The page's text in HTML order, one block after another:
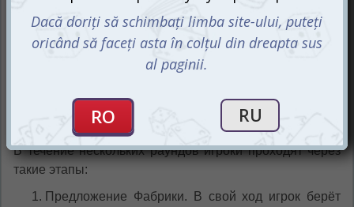
В течение нескольких раундов игроки проходят через
такие этапы:
Предложение Фабрики. В свой ход игрок берёт